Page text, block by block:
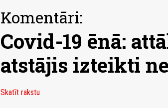
Komentāri:
Covid-19 ēnā:
atstājis izteikti
Skatīt rakstu